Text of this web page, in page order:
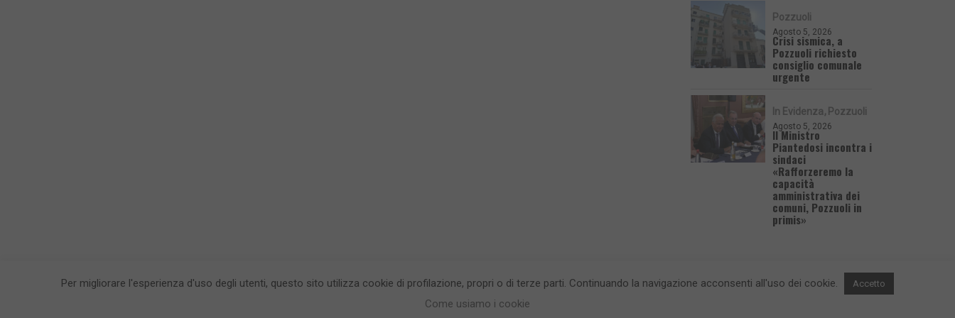
Pozzuoli
Agosto 5, 2026
Crisi sismica, a
Pozzuoli richiesto
consiglio comunale
urgente
In Evidenza Pozzuoli
Agosto 5, 2026
Il Ministro
Piantedosi incontra i
sindaci
«Rafforzeremo la
capacità
amministrativa dei
comuni, Pozzuoli in
primis»
CronacaFlegrea testata giornalistica - aut. Tribunale di Napoli n. 34 del 23/05/2012.
Per migliorare l'esperienza d'uso degli utenti, questo sito utilizza cookie di profilazione, propri o di terze parti. Continuando la navigazione acconsenti all'uso dei cookie. Accetto
Come usiamo i cookie